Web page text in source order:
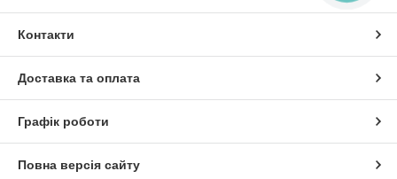
Контакти
Доставка та оплата
Графік роботи
Повна версія сайту